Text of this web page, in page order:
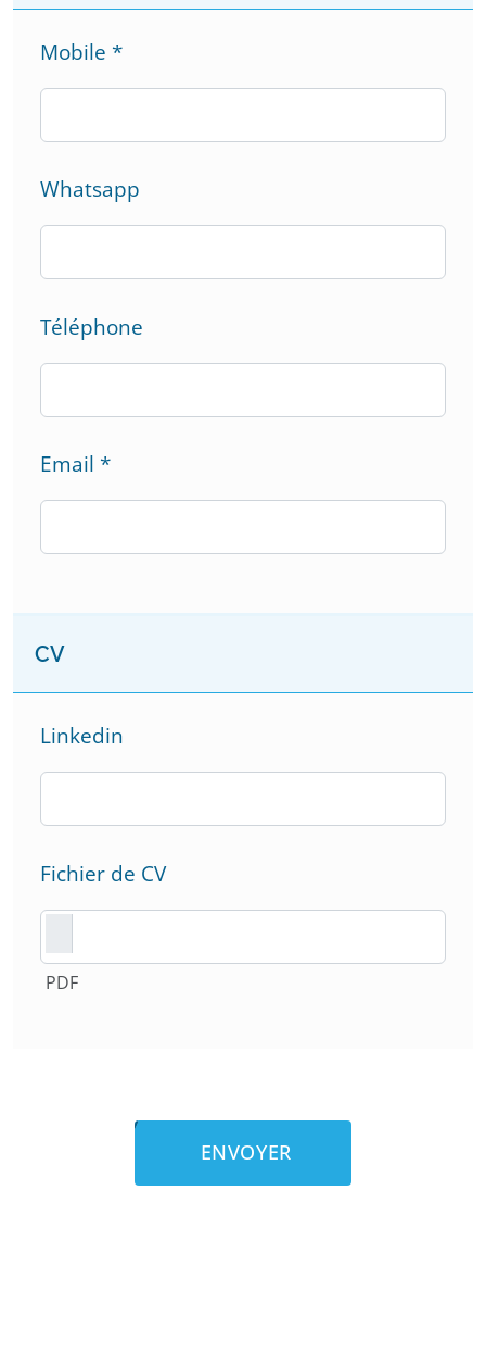
Mobile *
Whatsapp
Téléphone
Email *
CV
Linkedin
Fichier de CV
PDF
ENVOYER